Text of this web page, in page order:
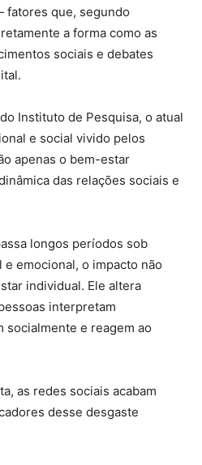
que, segundo
a forma como as
sociais e debates
Instituto de Pesquisa, o atual
e social vivido pelos
apenas o bem-estar
das relações sociais e
longos períodos sob
emocional, o impacto não
individual. Ele altera
interpretam
socialmente e reagem ao
as redes sociais acabam
desse desgaste